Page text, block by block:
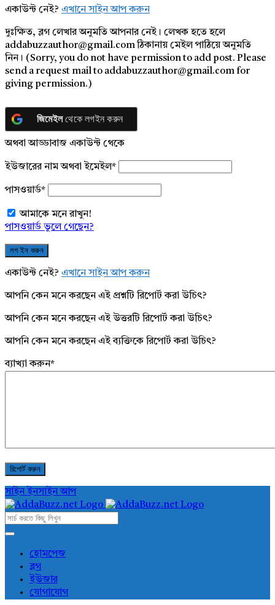
একাউন্ট নেই? এখানে সাইন আপ করুন
দুঃক্ষিত, ব্লগ লেখার অনুমতি আপনার নেই। লেখক হতে হলে
addabuzzauthor@gmail.com ঠিকানায় মেইল পাঠিয়ে অনুমতি
নিন। (Sorry, you do not have permission to add post. Please
send a request mail to addabuzzauthor@gmail.com for
giving permission.)
জিমেইলথেকে লগইন করুন
অথবা আড্ডাবাজ একাউন্ট থেকে
ইউজারের নাম অথবা ইমেইল*
পাসওয়ার্ড*
আমাকে মনে রাখুন!
পাসওয়ার্ড ভুলে গেছেন?
একাউন্ট নেই? এখানে সাইন আপ করুন
আপনি কেন মনে করছেন এই প্রশ্নটি রিপোর্ট করা উচিৎ?
আপনি কেন মনে করছেন এই উত্তরটি রিপোর্ট করা উচিৎ?
আপনি কেন মনে করছেন এই ব্যক্তিকে রিপোর্ট করা উচিৎ?
ব্যাখ্যা করুন*
সাইন ইনসাইন আপ
AddaBuzz.net
AddaBuzz.net
Navigation
হোমপেজ
ব্লগ
ইউজার
যোগাযোগ